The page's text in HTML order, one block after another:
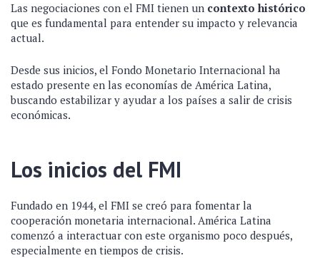
Las negociaciones con el FMI tienen un contexto histórico
que es fundamental para entender su impacto y relevancia
actual.
Desde sus inicios, el Fondo Monetario Internacional ha
estado presente en las economías de América Latina,
buscando estabilizar y ayudar a los países a salir de crisis
económicas.
Los inicios del FMI
Fundado en 1944, el FMI se creó para fomentar la
cooperación monetaria internacional. América Latina
comenzó a interactuar con este organismo poco después,
especialmente en tiempos de crisis.